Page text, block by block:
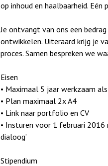
op inhoud en haalbaarheid.
Je ontvangt van ons een
ontwikkelen. Uiteraard krijg je
proces. Samen bespreken we
Eisen
• Maximaal 5 jaar werkzaam
• Plan maximaal 2x A4
• Link naar portfolio en CV
• Insturen voor 1 februari 2016
dialoog’
Stipendium